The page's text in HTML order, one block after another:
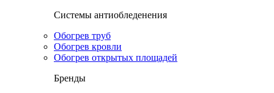
Системы антиобледенения
Обогрев труб
Обогрев кровли
Обогрев открытых площадей
Бренды